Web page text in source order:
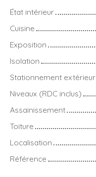
État intérieur
Cuisine
Exposition
Isolation
Stationnement extérieur
Niveaux (RDC inclus)
Assainissement
Toiture
Localisation
Référence